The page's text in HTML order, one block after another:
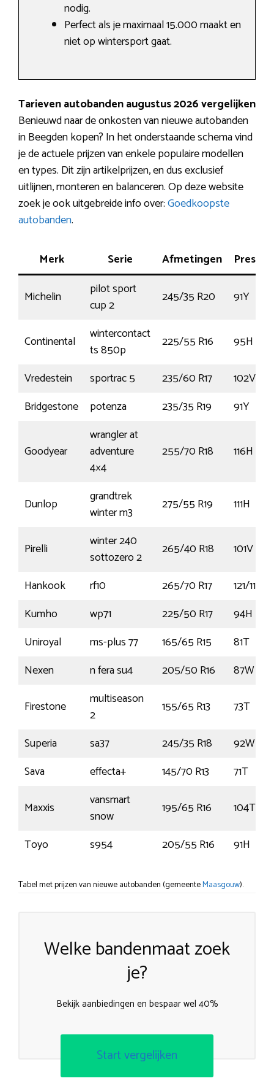
nodig.
Perfect als je maximaal 15.000 maakt en
niet op wintersport gaat.
Tarieven autobanden augustus 2026 vergelijken
Benieuwd naar de onkosten van nieuwe autobanden
in Beegden kopen? In het onderstaande schema vind
je de actuele prijzen van enkele populaire modellen
en types. Dit zijn artikelprijzen, en dus exclusief
uitlijnen, monteren en balanceren. Op deze website
zoek je ook uitgebreide info over:Goedkoopste
autobanden.
Merk Serie Afmetingen
Michelin
pilot sport
cup 2
245/35 R20 91Y
Continental
wintercontact
ts 850p
225/55 R16
95H
Vredestein
sportrac 5 235/60 R17
102V
Bridgestone
potenza 235/35 R19 91Y
Goodyear
wrangler at
adventure
4×4
255/70 R18 116H
Dunlop
grandtrek
winter m3
275/55 R19 111H
Pirelli
winter 240
sottozero 2
265/40 R18
101V
Hankook
rf10 265/70 R17
121/118S
Kumho
wp71 225/50 R17
94H
Uniroyal
ms-plus 77 165/65 R15
81T
Nexen
n fera su4 205/50 R16
87W
Firestone
multiseason
2
155/65 R13
73T
Superia
sa37 245/35 R18
92W
Sava
effecta+ 145/70 R13
71T
Maxxis
vansmart
snow
195/65 R16
104T
Toyo
s954 205/55 R16 91H
Tabel met prijzen van nieuwe autobanden (gemeenteMaasgouw).
Welke bandenmaat zoek
je?
Bekijk aanbiedingen en bespaar wel 40%
Start vergelijken